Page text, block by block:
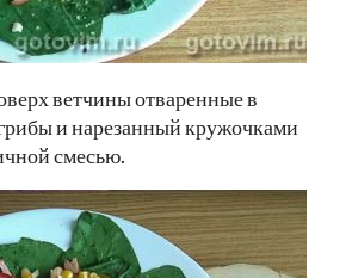
ветчины отваренные в
и нарезанный кружочками
смесью.